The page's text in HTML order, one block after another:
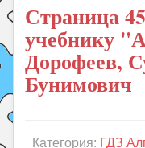
Книги
Рукоделие
Подготовка к
Уроки
Страница
учебнику
Дорофеев,
Бунимович
Категория: ГДЗ